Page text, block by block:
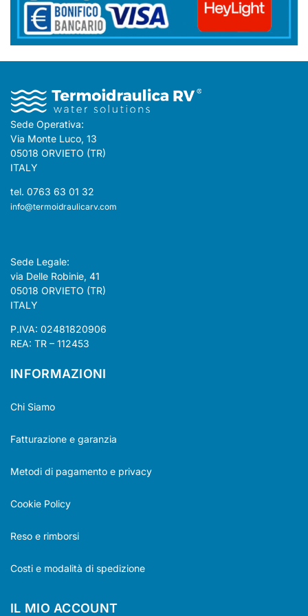
Sede Operativa:
Via Monte Luco, 13
05018 ORVIETO (TR)
ITALY
tel. 0763 63 01 32
info@termoidraulicarv.com
Sede Legale:
via Delle Robinie, 41
05018 ORVIETO (TR)
ITALY
P.IVA: 02481820906
REA: TR – 112453
INFORMAZIONI
Chi Siamo
Fatturazione e garanzia
Metodi di pagamento e privacy
Cookie Policy
Reso e rimborsi
Costi e modalità di spedizione
IL MIO ACCOUNT